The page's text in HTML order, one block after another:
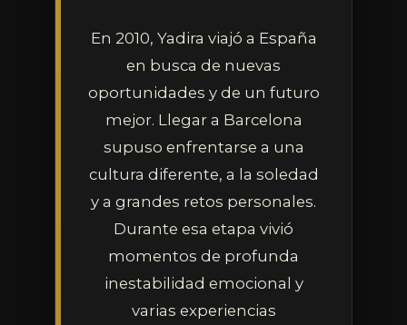
En 2010, Yadira viajó a España
en busca de nuevas
oportunidades y de un futuro
mejor. Llegar a Barcelona
supuso enfrentarse a una
cultura diferente, a la soledad
y a grandes retos personales.
Durante esa etapa vivió
momentos de profunda
inestabilidad emocional y
varias experiencias